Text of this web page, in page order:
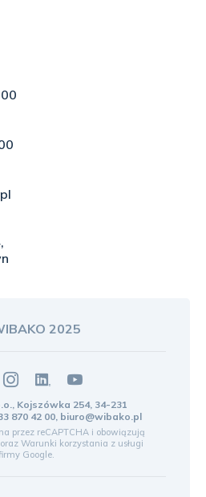
2025
Kojszówka 254, 34-231
870 42 00, biuro@wibako.pl
przez reCAPTCHA i obowiązują
oraz Warunki korzystania z usługi
Google.